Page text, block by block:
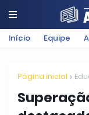
Início Equipe
Página inicial